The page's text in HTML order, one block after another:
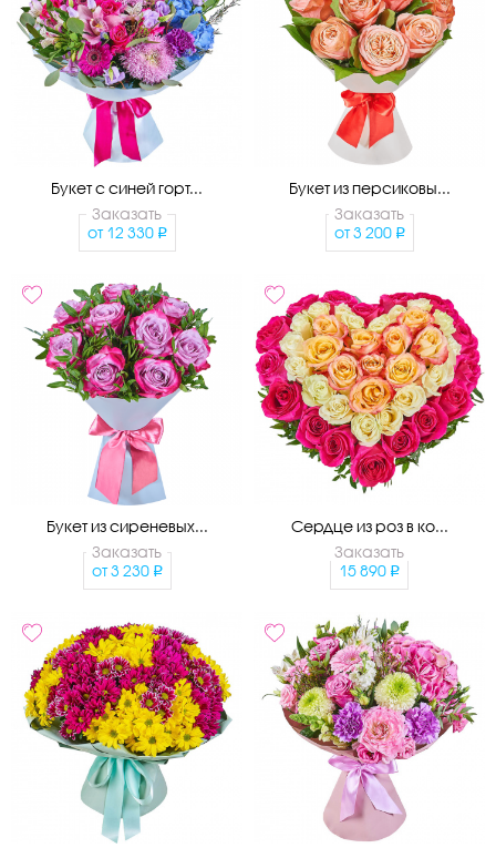
Букет с синей горт...
Заказать
от 12 330
Букет из персиковы...
Заказать
от 3 200
Букет из сиреневых...
Заказать
от 3 230
Сердце из роз в ко...
Заказать
15 890